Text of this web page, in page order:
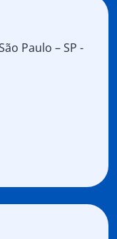
Paulo – SP -